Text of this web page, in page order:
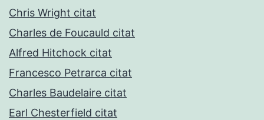
Chris Wright citat
Charles de Foucauld citat
Alfred Hitchock citat
Francesco Petrarca citat
Charles Baudelaire citat
Earl Chesterfield citat